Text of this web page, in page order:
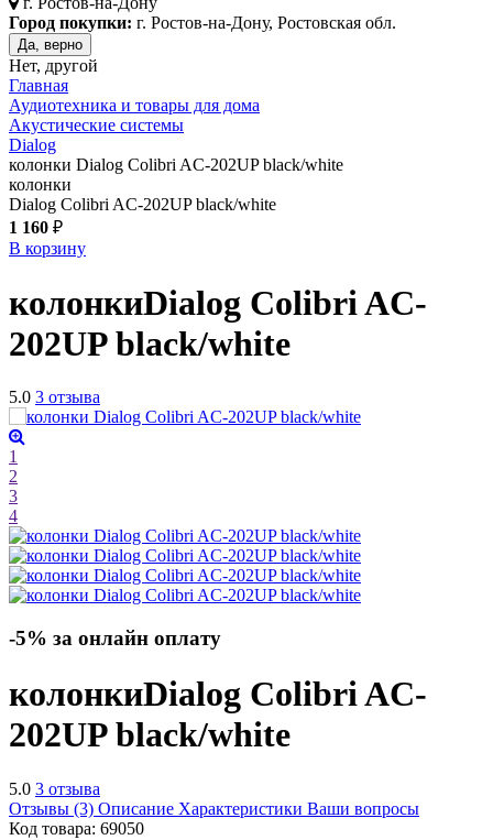
Город покупки: г. Ростов-на-Дону, Ростовская обл.
Да, верно
Нет, другой
Главная
Аудиотехника и товары для дома
Акустические системы
Dialog
колонки Dialog Colibri AC-202UP black/white
колонки
Dialog Colibri AC-202UP black/white
1 160 ₽
В корзину
колонкиDialog Colibri AC-
202UPblack/white
5.0 3 отзыва
1
2
3
4
-5% за онлайн оплату
колонкиDialog Colibri AC-
202UPblack/white
5.0 3 отзыва
Отзывы (3) Описание Характеристики Ваши вопросы
Код товара: 69050